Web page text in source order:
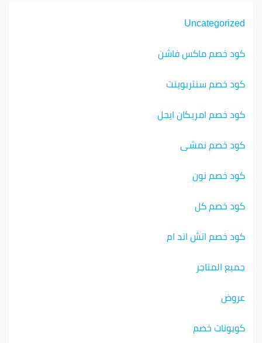
Uncategorized
كود خصم ماكس فاشن
كود خصم سنتربوينت
كود خصم امريكان ايجل
كود خصم نمشي
كود خصم نون
كود خصم كل
كود خصم اتش اند ام
جميع المتاجر
عروض
كوبونات خصم